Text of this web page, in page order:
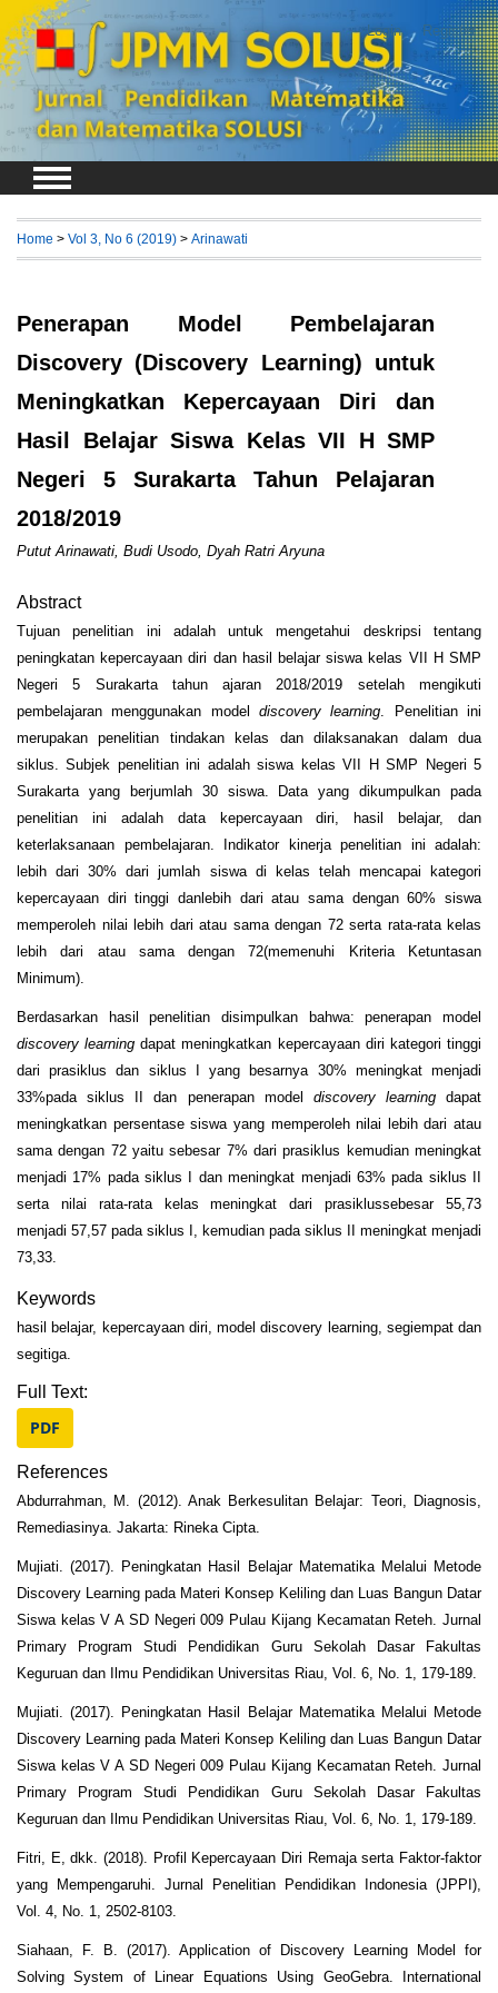
Login Register
Home > Vol 3, No 6 (2019) > Arinawati
Penerapan Model Pembelajaran
Discovery (Discovery Learning) untuk
Meningkatkan Kepercayaan Diri dan
Hasil Belajar Siswa Kelas VII H SMP
Negeri 5 Surakarta Tahun Pelajaran
2018/2019
Putut Arinawati, Budi Usodo, Dyah Ratri Aryuna
Abstract
Tujuan penelitian ini adalah untuk mengetahui deskripsi tentang
peningkatan kepercayaan diri dan hasil belajar siswa kelas VII H SMP
Negeri 5 Surakarta tahun ajaran 2018/2019 setelah mengikuti
pembelajaran menggunakan model discovery learning. Penelitian ini
merupakan penelitian tindakan kelas dan dilaksanakan dalam dua
siklus. Subjek penelitian ini adalah siswa kelas VII H SMP Negeri 5
Surakarta yang berjumlah 30 siswa. Data yang dikumpulkan pada
penelitian ini adalah data kepercayaan diri, hasil belajar, dan
keterlaksanaan pembelajaran. Indikator kinerja penelitian ini adalah:
lebih dari 30% dari jumlah siswa di kelas telah mencapai kategori
kepercayaan diri tinggi danlebih dari atau sama dengan 60% siswa
memperoleh nilai lebih dari atau sama dengan 72 serta rata-rata kelas
lebih dari atau sama dengan 72(memenuhi Kriteria Ketuntasan
Minimum).
Berdasarkan hasil penelitian disimpulkan bahwa: penerapan model
discovery learning dapat meningkatkan kepercayaan diri kategori tinggi
dari prasiklus dan siklus I yang besarnya 30% meningkat menjadi
33%pada siklus II dan penerapan model discovery learning dapat
meningkatkan persentase siswa yang memperoleh nilai lebih dari atau
sama dengan 72 yaitu sebesar 7% dari prasiklus kemudian meningkat
menjadi 17% pada siklus I dan meningkat menjadi 63% pada siklus II
serta nilai rata-rata kelas meningkat dari prasiklussebesar 55,73
menjadi 57,57 pada siklus I, kemudian pada siklus II meningkat menjadi
73,33.
Keywords
hasil belajar, kepercayaan diri, model discovery learning, segiempat dan
segitiga.
Full Text:
PDF
References
Abdurrahman, M. (2012). Anak Berkesulitan Belajar: Teori, Diagnosis,
Remediasinya. Jakarta: Rineka Cipta.
Mujiati. (2017). Peningkatan Hasil Belajar Matematika Melalui Metode
Discovery Learning pada Materi Konsep Keliling dan Luas Bangun Datar
Siswa kelas V A SD Negeri 009 Pulau Kijang Kecamatan Reteh. Jurnal
Primary Program Studi Pendidikan Guru Sekolah Dasar Fakultas
Keguruan dan Ilmu Pendidikan Universitas Riau, Vol. 6, No. 1, 179-189.
Mujiati. (2017). Peningkatan Hasil Belajar Matematika Melalui Metode
Discovery Learning pada Materi Konsep Keliling dan Luas Bangun Datar
Siswa kelas V A SD Negeri 009 Pulau Kijang Kecamatan Reteh. Jurnal
Primary Program Studi Pendidikan Guru Sekolah Dasar Fakultas
Keguruan dan Ilmu Pendidikan Universitas Riau, Vol. 6, No. 1, 179-189.
Fitri, E, dkk. (2018). Profil Kepercayaan Diri Remaja serta Faktor-faktor
yang Mempengaruhi. Jurnal Penelitian Pendidikan Indonesia (JPPI),
Vol. 4, No. 1, 2502-8103.
Siahaan, F. B. (2017). Application of Discovery Learning Model for
Solving System of Linear Equations Using GeoGebra. International